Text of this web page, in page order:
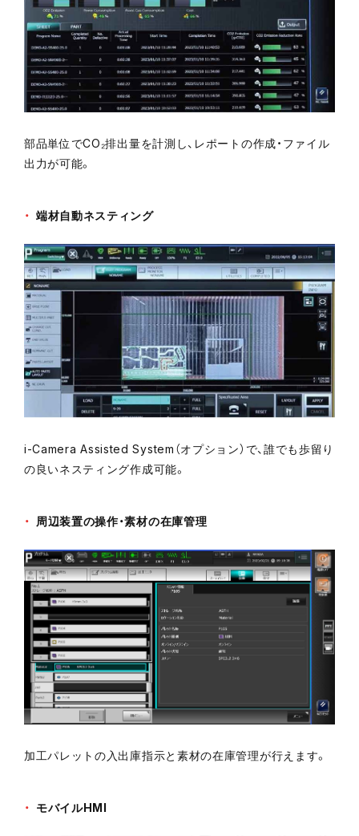
部品単位でCO₂排出量を計測し、レポートの作成・ファイル
出力が可能。
端材自動ネスティング
i-Camera Assisted System（オプション）で、誰でも歩留り
の良いネスティング作成可能。
周辺装置の操作・素材の在庫管理
加工パレットの入出庫指示と素材の在庫管理が行えます。
モバイルHMI